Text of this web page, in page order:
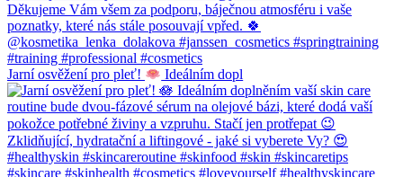
Jarní osvěžení pro pleť! Ideálním dopl